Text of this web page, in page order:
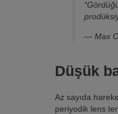
— Max
Düşük
Az sayıda
periyodik lens